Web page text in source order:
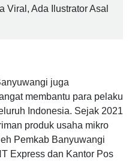
Viral, Ada Ilustrator Asal
juga
membantu para pelaku
Indonesia. Sejak 2021
produk usaha mikro
Pemkab Banyuwangi
Express dan Kantor Pos